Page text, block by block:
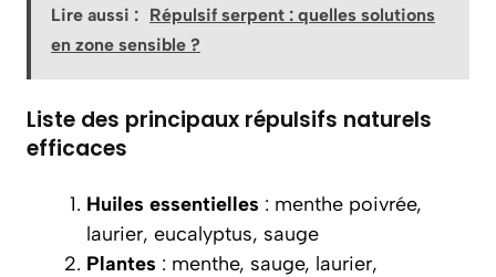
Lire aussi : Répulsif serpent : quelles solutions
en zone sensible ?
Liste des principaux répulsifs naturels
efficaces
Huiles essentielles : menthe poivrée,
laurier, eucalyptus, sauge
Plantes : menthe, sauge, laurier,